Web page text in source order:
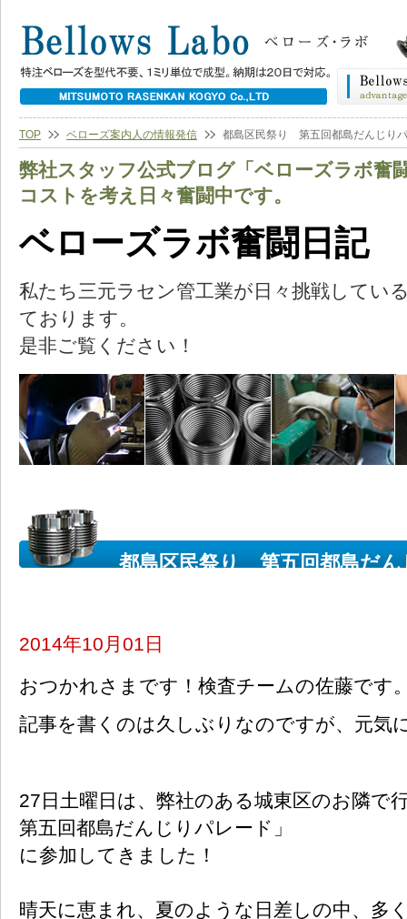
TOP ベローズ案内人の情報発信 都島区民祭り 第五回都島だんじり
弊社スタッフ公式ブログ「ベローズラボ奮
コストを考え日々奮闘中です。
ベローズラボ奮闘日記
私たち三元ラセン管工業が日々挑戦してい
ております。
是非ご覧ください！
都島区民祭り 第五回都島だ
2014年10月01日
おつかれさまです！検査チームの佐藤です
記事を書くのは久しぶりなのですが、元気
27日土曜日は、弊社のある城東区のお隣
第五回都島だんじりパレード」
に参加してきました！
晴天に恵まれ、夏のような日差しの中、多